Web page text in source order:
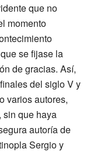
que no
momento
se fijase la
de gracias. Así,
del siglo V y
varios autores,
sin que haya
autoría de
Sergio y